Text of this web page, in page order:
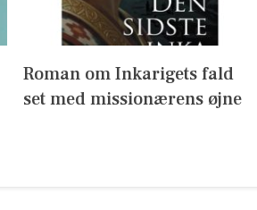
Roman om Inkarigets fald
set med missionærens øjne